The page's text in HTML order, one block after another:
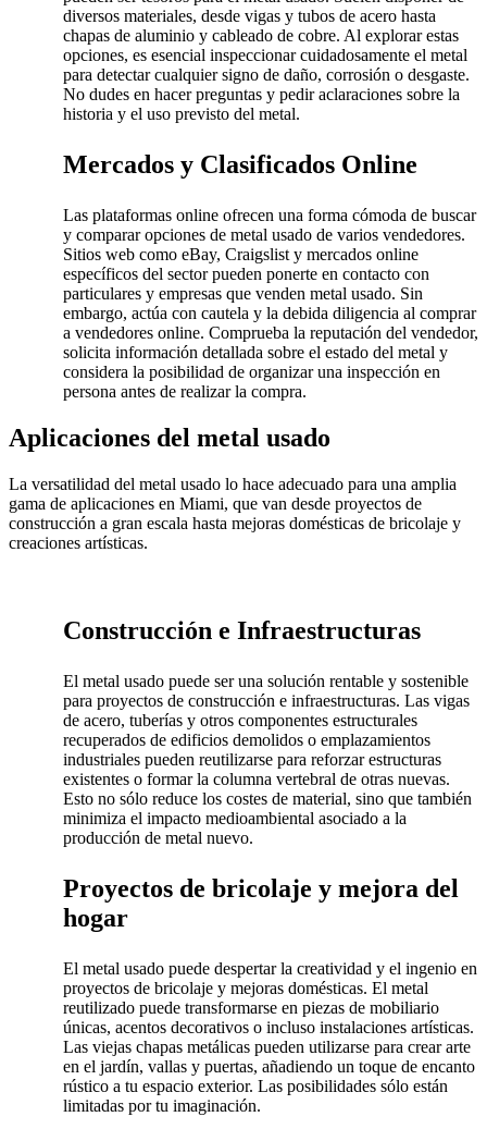
diversos materiales, desde vigas y tubos de acero hasta
chapas de aluminio y cableado de cobre. Al explorar estas
opciones, es esencial inspeccionar cuidadosamente el metal
para detectar cualquier signo de daño, corrosión o desgaste.
No dudes en hacer preguntas y pedir aclaraciones sobre la
historia y el uso previsto del metal.
Mercados y Clasificados Online
Las plataformas online ofrecen una forma cómoda de buscar
y comparar opciones de metal usado de varios vendedores.
Sitios web como eBay, Craigslist y mercados online
específicos del sector pueden ponerte en contacto con
particulares y empresas que venden metal usado. Sin
embargo, actúa con cautela y la debida diligencia al comprar
a vendedores online. Comprueba la reputación del vendedor,
solicita información detallada sobre el estado del metal y
considera la posibilidad de organizar una inspección en
persona antes de realizar la compra.
Aplicaciones del metal usado
La versatilidad del metal usado lo hace adecuado para una amplia
gama de aplicaciones en Miami, que van desde proyectos de
construcción a gran escala hasta mejoras domésticas de bricolaje y
creaciones artísticas.
Construcción e Infraestructuras
El metal usado puede ser una solución rentable y sostenible
para proyectos de construcción e infraestructuras. Las vigas
de acero, tuberías y otros componentes estructurales
recuperados de edificios demolidos o emplazamientos
industriales pueden reutilizarse para reforzar estructuras
existentes o formar la columna vertebral de otras nuevas.
Esto no sólo reduce los costes de material, sino que también
minimiza el impacto medioambiental asociado a la
producción de metal nuevo.
Proyectos de bricolaje y mejora del
hogar
El metal usado puede despertar la creatividad y el ingenio en
proyectos de bricolaje y mejoras domésticas. El metal
reutilizado puede transformarse en piezas de mobiliario
únicas, acentos decorativos o incluso instalaciones artísticas.
Las viejas chapas metálicas pueden utilizarse para crear arte
en el jardín, vallas y puertas, añadiendo un toque de encanto
rústico a tu espacio exterior. Las posibilidades sólo están
limitadas por tu imaginación.